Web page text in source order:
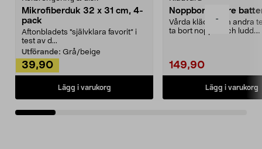
-
Mikrofiberduk 32 x 31 cm, 4-
pack
Aftonbladets "självklara favorit” i
test av d...
Utförande: Grå/beige
39,90
Lägg i varukorg
Noppborttagare
Vårda kläder och andra
ta bort noppor och ludd.
149,90
Lägg i varukorg